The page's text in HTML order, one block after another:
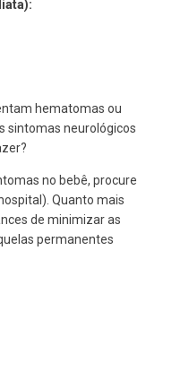
hematomas ou
sintomas neurológicos
no bebê, procure
Quanto mais
de minimizar as
permanentes